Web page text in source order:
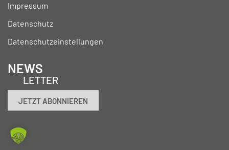
Impressum
Datenschutz
Datenschutzeinstellungen
NEWS
LETTER
JETZT ABONNIEREN